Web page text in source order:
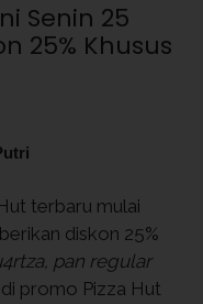
Senin 25
25% Khusus
terbaru mulai
diskon 25%
pan regular
promo Pizza Hut